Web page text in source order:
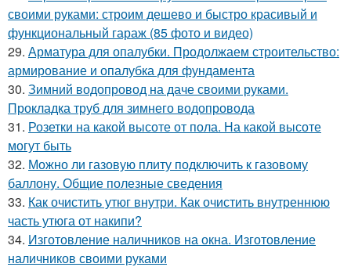
своими руками: строим дешево и быстро красивый и
функциональный гараж (85 фото и видео)
29. Арматура для опалубки. Продолжаем строительство:
армирование и опалубка для фундамента
30. Зимний водопровод на даче своими руками.
Прокладка труб для зимнего водопровода
31. Розетки на какой высоте от пола. На какой высоте
могут быть
32. Можно ли газовую плиту подключить к газовому
баллону. Общие полезные сведения
33. Как очистить утюг внутри. Как очистить внутреннюю
часть утюга от накипи?
34. Изготовление наличников на окна. Изготовление
наличников своими руками